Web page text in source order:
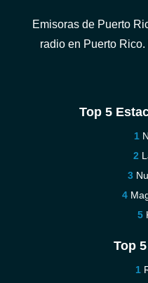
Emisoras de Puerto
radio en Puerto
Top 5
Top